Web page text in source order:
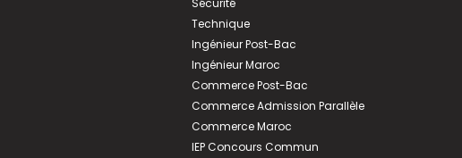
Technique
Ingénieur Post-Bac
Ingénieur Maroc
Commerce Post-Bac
Commerce Admission Parallèle
Commerce Maroc
IEP Concours Commun